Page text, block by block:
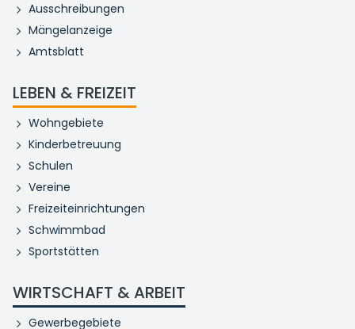
Ausschreibungen
Mängelanzeige
Amtsblatt
LEBEN & FREIZEIT
Wohngebiete
Kinderbetreuung
Schulen
Vereine
Freizeiteinrichtungen
Schwimmbad
Sportstätten
WIRTSCHAFT & ARBEIT
Gewerbegebiete